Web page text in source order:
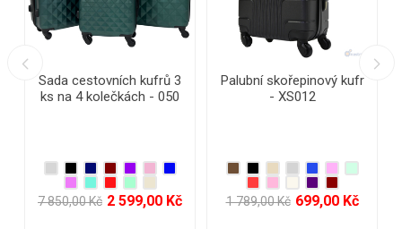
Velký cestovní kufr 93
litrů Semi Line T5669-4
2 980,00 Kč 2 159,00 Kč
Velký skořepinový
cestovní kufr RGL na 4
3 058,00 Kč 789,00 Kč